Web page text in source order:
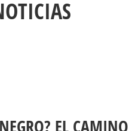
EL